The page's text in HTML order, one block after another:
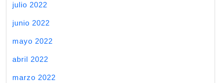
julio 2022
junio 2022
mayo 2022
abril 2022
marzo 2022